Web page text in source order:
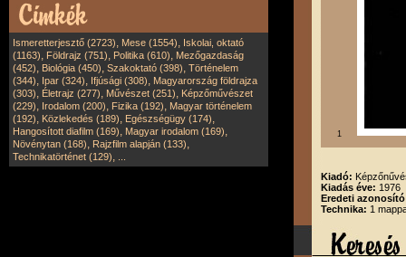
Ismeretterjesztő (2723), Mese (1554), Iskolai, oktató
(1163), Földrajz (751), Politika (610), Mezőgazdaság
(452), Biológia (450), Szakoktató (398), Történelem
(344), Ipar (324), Ifjúsági (308), Magyarország földrajza
(303), Életrajz (277), Művészet (251), Képzőművészet
(229), Irodalom (200), Fizika (192), Magyar történelem
(192), Közlekedés (189), Egészségügy (174),
Hangosított diafilm (169), Magyar irodalom (169),
Növénytan (168), Rajzfilm alapján (133),
Technikatörténet (129),
1
Kiadó:
Kiadás éve: 1976
Eredeti
Technika: 1